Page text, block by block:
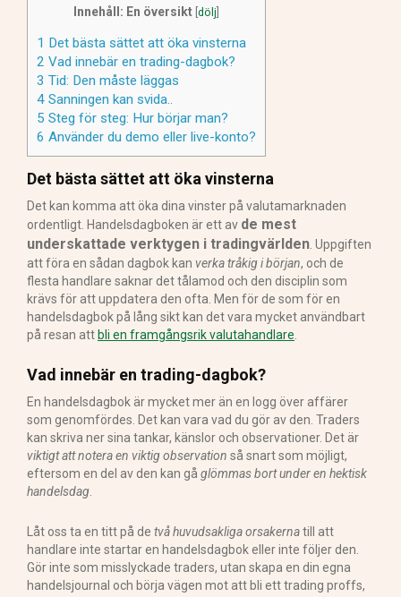
Innehåll: En översikt dölj
1 Det bästa sättet att öka vinsterna
2 Vad innebär en trading-dagbok?
3 Tid: Den måste läggas
4 Sanningen kan svida..
5 Steg för steg: Hur börjar man?
6 Använder du demo eller live-konto?
Det bästa sättet att öka vinsterna
Det kan komma att öka dina vinster på valutamarknaden
ordentligt. Handelsdagboken är ett av de mest
underskattade verktygen i tradingvärlden . Uppgiften
att föra en sådan dagbok kan verka tråkig i början, och de
flesta handlare saknar det tålamod och den disciplin som
krävs för att uppdatera den ofta. Men för de som för en
handelsdagbok på lång sikt kan det vara mycket användbart
på resan att bli en framgångsrik valutahandlare
Vad innebär en trading-dagbok?
En handelsdagbok är mycket mer än en logg över affärer
som genomfördes. Det kan vara vad du gör av den. Traders
kan skriva ner sina tankar, känslor och observationer. Det är
viktigt att notera en viktig observation så snart som möjligt,
eftersom en del av den kan gå glömmas bort under en hektisk
handelsdag
Låt oss ta en titt på de två huvudsakliga orsakernatill att
handlare inte startar en handelsdagbok eller inte följer den.
Gör inte som misslyckade traders, utan skapa en din egna
handelsjournal och börja vägen mot att bli ett trading proffs,